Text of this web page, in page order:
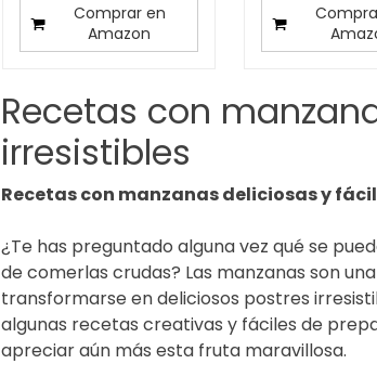
Comprar en
Amazon
Recetas con
irresistibles
Recetas con manzanas deliciosas y
¿Te has preguntado alguna vez qué se
de comerlas crudas? Las manzanas son
transformarse en deliciosos postres
algunas recetas creativas y fáciles de
apreciar aún más esta fruta maravillosa.